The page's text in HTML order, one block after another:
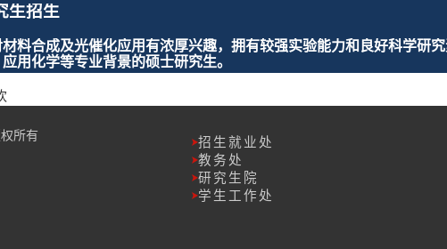
生招生
材料合成及光催化应用有浓厚兴趣，拥有较强实验能力和良好科学研
应用化学等专业背景的硕士研究生。
权所有
招生就业处
教务处
研究生院
学生工作处